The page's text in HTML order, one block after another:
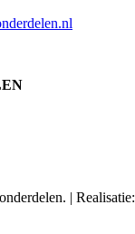
| Realisatie: